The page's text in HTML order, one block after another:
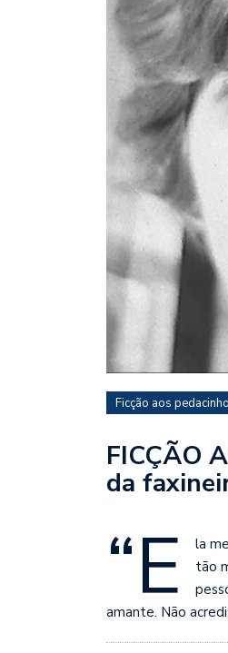
Ficção aos
FICÇÃO
da
“E
la
tão
amante. Não